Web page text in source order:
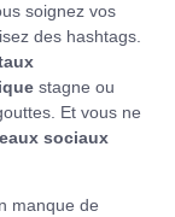
soignez vos
des hashtags.
stagne ou
Et vous ne
sociaux
manque de